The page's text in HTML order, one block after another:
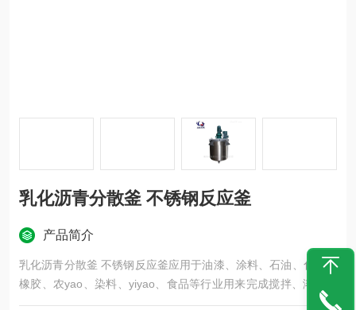
乳化沥青分散釜 不锈钢反应釜
产品简介
乳化沥青分散釜 不锈钢反应釜应用于油漆、涂料、石油、化工、
橡胶、农yao、染料、yiyao、食品等行业用来完成搅拌、溶解分
散和调色。操作简单、适应xing强，是理想的搅拌、分散等多功